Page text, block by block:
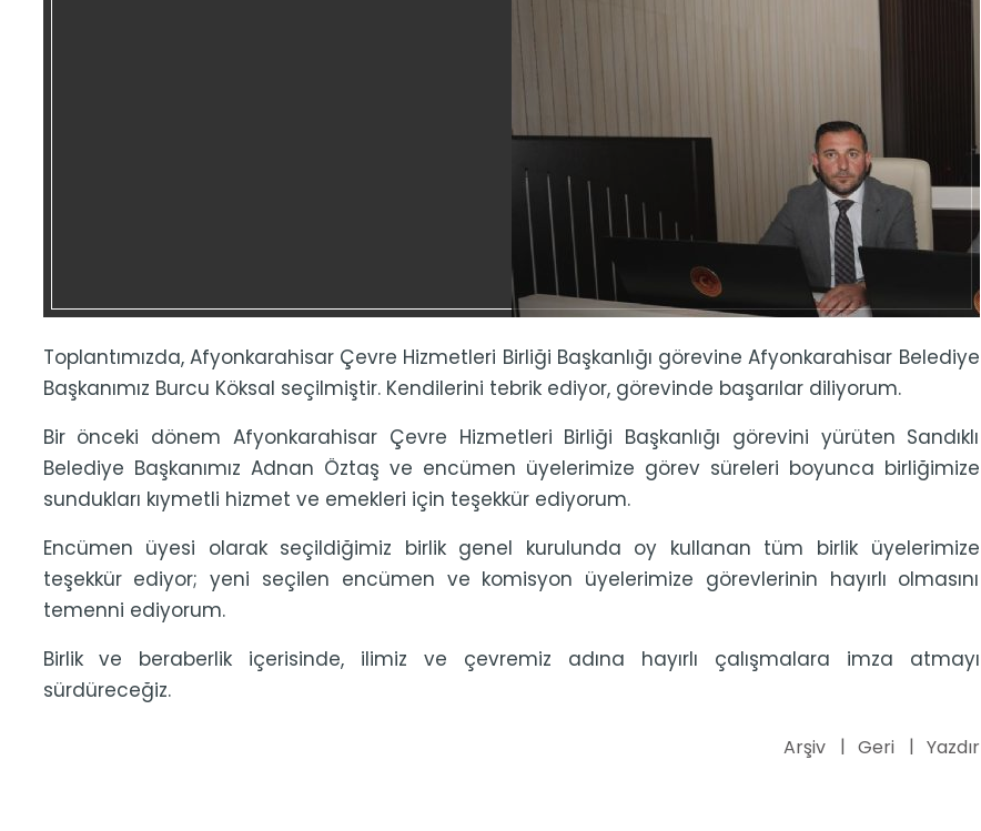
Toplantımızda, Afyonkarahisar Çevre Hizmetleri Birliği Başkanlığı görevine Afyonkarahisar Belediye
Başkanımız Burcu Köksal seçilmiştir. Kendilerini tebrik ediyor, görevinde başarılar diliyorum.
Bir önceki dönem Afyonkarahisar Çevre Hizmetleri Birliği Başkanlığı görevini yürüten Sandıklı
Belediye Başkanımız Adnan Öztaş ve encümen üyelerimize görev süreleri boyunca birliğimize
sundukları kıymetli hizmet ve emekleri için teşekkür ediyorum.
Encümen üyesi olarak seçildiğimiz birlik genel kurulunda oy kullanan tüm birlik üyelerimize
teşekkür ediyor; yeni seçilen encümen ve komisyon üyelerimize görevlerinin hayırlı olmasını
temenni ediyorum.
Birlik ve beraberlik içerisinde, ilimiz ve çevremiz adına hayırlı çalışmalara imza atmayı
sürdüreceğiz.
Arşiv Geri Yazdır